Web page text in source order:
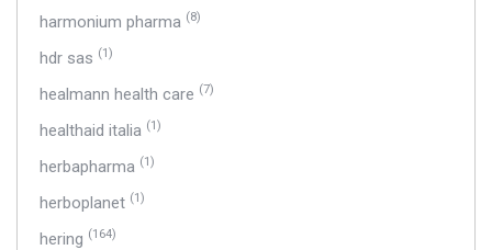
harmonium pharma (8)
hdr sas (1)
healmann health care (7)
healthaid italia (1)
herbapharma (1)
herboplanet (1)
hering (164)